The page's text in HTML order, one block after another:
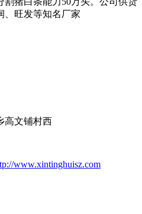
、旺发等知名厂家
高文铺村西
www.xintinghuisz.com